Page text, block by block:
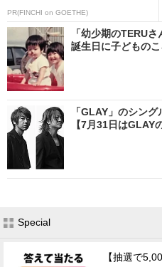
PR(FINCHI on GOETHE)
「幼少期のTERU
誕生日に子どもの
「GLAY」のシン
【7月31日はGLAY
Special
【抽選で